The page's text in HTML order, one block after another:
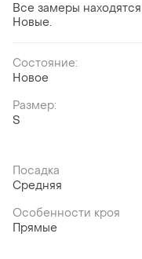
Все замеры
Новые.
Состояние:
Новое
Размер:
S
Посадка
Средняя
Особенности кроя
Прямые